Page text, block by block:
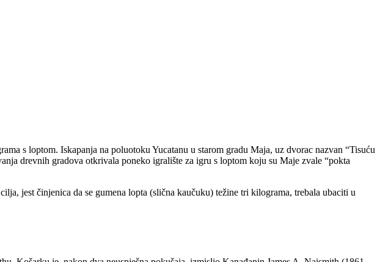
s loptom. Iskapanja na poluotoku Yucatanu u starom gradu Maja, uz dvorac nazvan “Tisuću
drevnih gradova otkrivala poneko igralište za igru s loptom koju su Maje zvale “pokta
jest činjenica da se gumena lopta (slična kaučuku) težine tri kilograma, trebala ubaciti u